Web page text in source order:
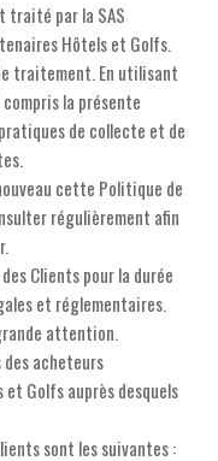
traité par la SAS
Hôtels et Golfs.
traitement. En utilisant
la présente
de collecte et de
cette Politique de
régulièrement afin
Clients pour la durée
et réglementaires.
attention.
des acheteurs
Golfs auprès desquels
sont les suivantes :